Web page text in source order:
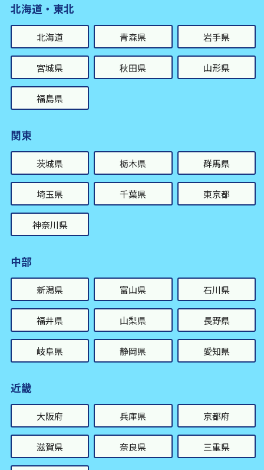
北海道・東北
北海道 青森県 岩手県
宮城県 秋田県 山形県
福島県
関東
茨城県 栃木県 群馬県
埼玉県 千葉県 東京都
神奈川県
中部
新潟県 富山県 石川県
福井県 山梨県 長野県
岐阜県 静岡県 愛知県
近畿
大阪府 兵庫県 京都府
滋賀県 奈良県 三重県